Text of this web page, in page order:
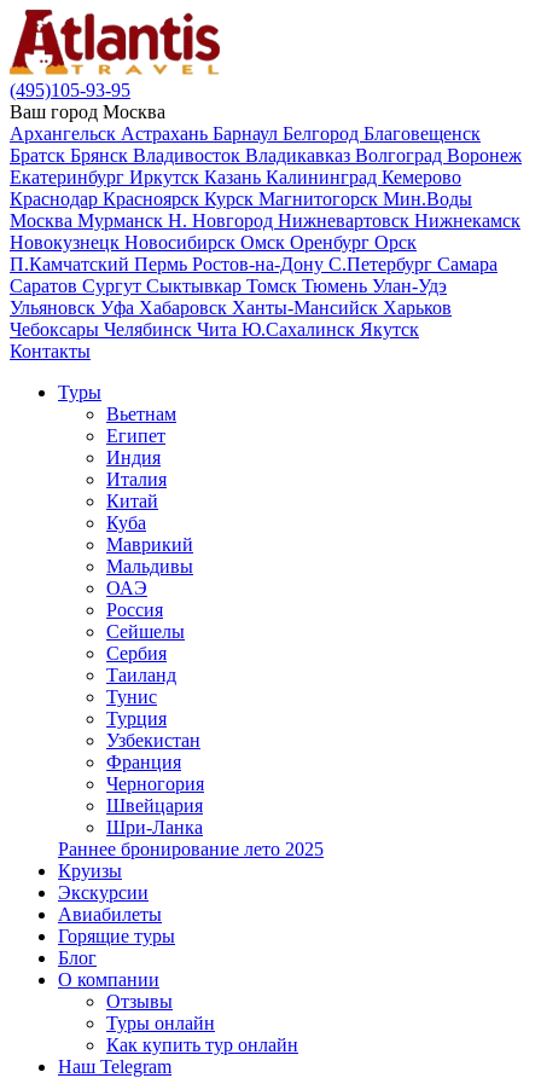
(495)105-93-95
Ваш город Москва
Архангельск Астрахань Барнаул Белгород Благовещенск
Братск Брянск Владивосток Владикавказ Волгоград Воронеж
Екатеринбург Иркутск Казань Калининград Кемерово
Краснодар Красноярск Курск Магнитогорск Мин.Воды
Москва Мурманск Н. Новгород Нижневартовск Нижнекамск
Новокузнецк Новосибирск Омск Оренбург Орск
П.Камчатский Пермь Ростов-на-Дону С.Петербург Самара
Саратов Сургут Сыктывкар Томск Тюмень Улан-Удэ
Ульяновск Уфа Хабаровск Ханты-Мансийск Харьков
Чебоксары Челябинск Чита Ю.Сахалинск Якутск
Контакты
Туры
Вьетнам
Египет
Индия
Италия
Китай
Куба
Маврикий
Мальдивы
ОАЭ
Россия
Сейшелы
Сербия
Таиланд
Тунис
Турция
Узбекистан
Франция
Черногория
Швейцария
Шри-Ланка
Раннее бронирование лето 2025
Круизы
Экскурсии
Авиабилеты
Горящие туры
Блог
О компании
Отзывы
Туры онлайн
Как купить тур онлайн
Наш Telegram